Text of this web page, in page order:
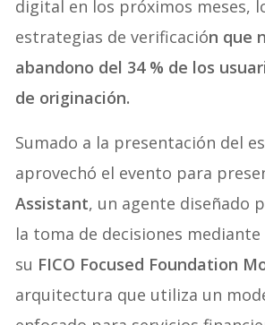
digital en los próximos meses,
estrategias de verificación que
abandono del 34 % de los
de originación.
Sumado a la presentación del
aprovechó el evento para
Assistant, un agente diseñado
la toma de decisiones mediante
su FICO Focused Foundation
arquitectura que utiliza un